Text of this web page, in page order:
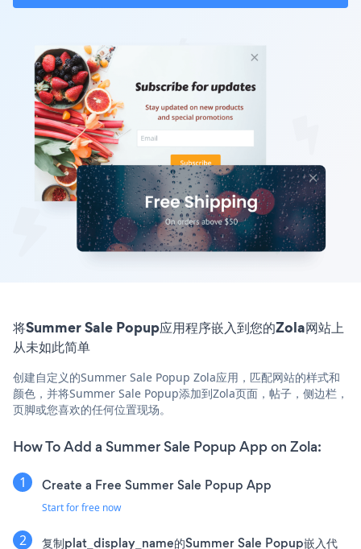
将Summer Sale Popup应用程序嵌入到您的Zola网站上
从未如此简单
创建自定义的Summer Sale Popup Zola应用，匹配网站的样式和
颜色，并将Summer Sale Popup添加到Zola页面，帖子，侧边栏，
页脚或您喜欢的任何位置现场。
How To Add a Summer Sale Popup App on Zola:
Create a Free Summer Sale Popup App
Start for free now
复制plat_display_name的Summer Sale Popup嵌入代